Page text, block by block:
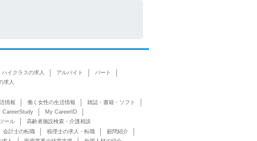
ハイクラスの求人 アルバイト
パート
求人
情報 働く女性の生活情報
雑誌・書籍・ソフト
CareerStudy
My CareerID
ール
高齢者施設検索・介護相談
会計士の転職 税理士の求人・転職
顧問紹介